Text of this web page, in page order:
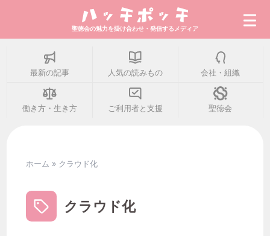
最新の記事
会社・組織
働き方・生き方
聖徳会の魅力を掛け合わせ・発信するメディア
最新の記事 人気の読みもの 会社・組織
働き方・生き方 ご利用者と支援 聖徳会
ホーム » クラウド化
クラウド化